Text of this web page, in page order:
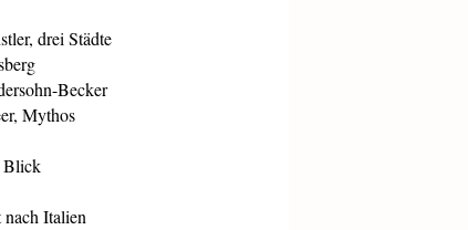
drei Städte
Becker
Mythos
Blick
nach Italien